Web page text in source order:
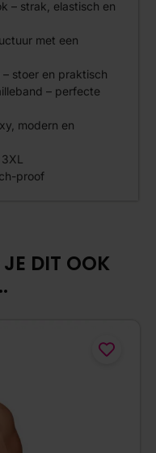
– strak, elastisch en
met een
stoer en praktisch
– perfecte
modern en
proof
DIT OOK